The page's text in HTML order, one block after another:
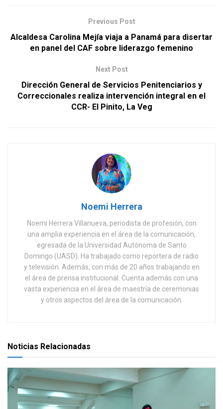
Previous Post
Alcaldesa Carolina Mejía viaja a Panamá para disertar
en panel del CAF sobre liderazgo femenino
Next Post
Dirección General de Servicios Penitenciarios y
Correccionales realiza intervención integral en el
CCR- El Pinito, La Veg
Noemi Herrera
Noemi Herrera Villanueva, periodista de profesión, con
una amplia experiencia en el área de la comunicación,
egresada de la Universidad Autónoma de Santo
Domingo (UASD). Ha trabajado como reportera de radio
y televisión. Además, con más de 20 años trabajando en
el área de prensa institucional. Cuenta además con una
vasta experiencia en el área de maestría de ceremonias
y otros aspectos del área de la comunicación.
Noticias Relacionadas